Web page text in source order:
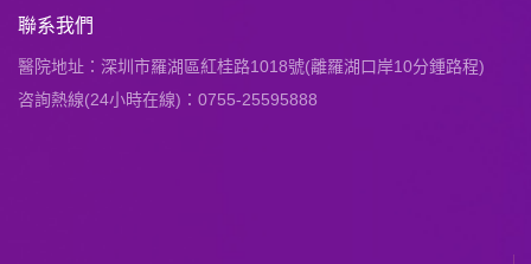
聯系我們
醫院地址：深圳市羅湖區紅桂路1018號(離羅湖口岸10分鍾路程)
咨詢熱線(24小時在線)：0755-25595888